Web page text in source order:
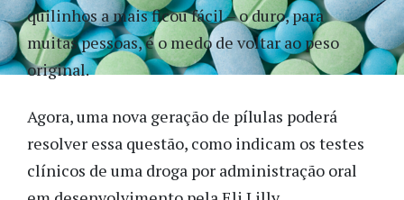
quilinhos a mais ficou fácil – o duro, para
muitas pessoas, é o medo de voltar ao peso
original.
Agora, uma nova geração de pílulas poderá
resolver essa questão, como indicam os testes
clínicos de uma droga por administração oral